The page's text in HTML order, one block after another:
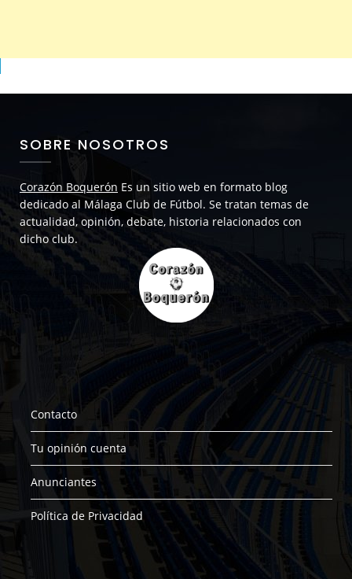
SOBRE NOSOTROS
Corazón Boquerón Es un sitio web en formato blog
dedicado al Málaga Club de Fútbol. Se tratan temas de
actualidad, opinión, debate, historia relacionados con
dicho club.
Contacto
Tu opinión cuenta
Anunciantes
Política de Privacidad